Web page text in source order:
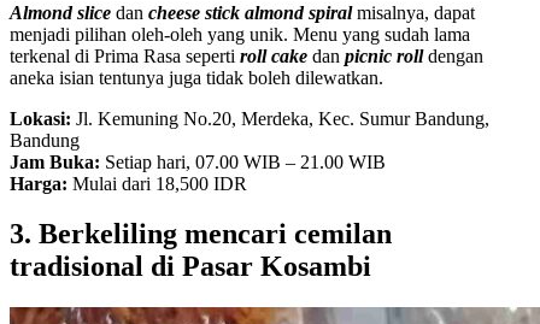
Almond slice dan cheese stick almond spiralmisalnya, dapat
menjadi pilihan oleh-oleh yang unik. Menu yang sudah lama
terkenal di Prima Rasa seperti roll cake dan picnic rolldengan
aneka isian tentunya juga tidak boleh dilewatkan.
Lokasi: Jl. Kemuning No.20, Merdeka, Kec. Sumur Bandung,
Bandung
Jam Buka: Setiap hari, 07.00 WIB – 21.00 WIB
Harga: Mulai dari 18,500 IDR
3. Berkeliling mencari cemilan
tradisional di Pasar Kosambi